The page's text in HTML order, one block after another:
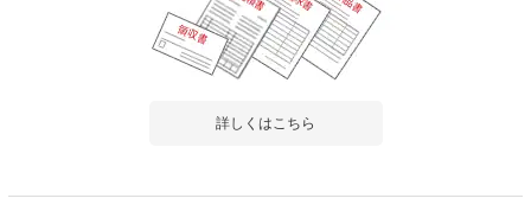
詳しくはこちら